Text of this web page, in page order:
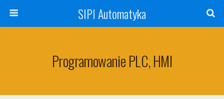
SIPI Automatyka
Programowanie PLC, HMI